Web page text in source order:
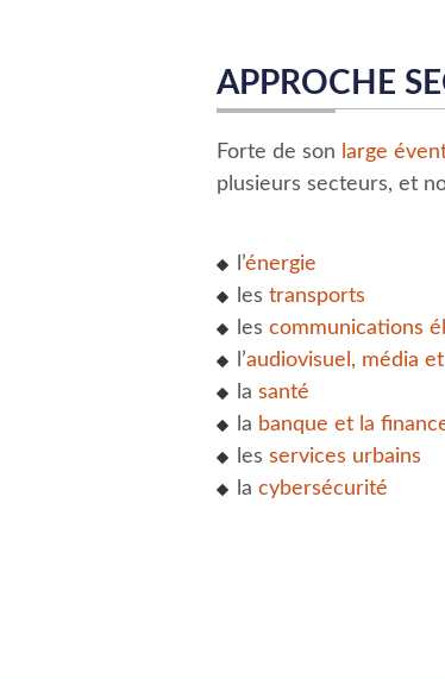
APPROCHE
Forte de son large
plusieurs secteurs, et
l’énergie
les transports
les communications
l’audiovisuel, média
la santé
la banque et la
les services urbains
la cybersécurité